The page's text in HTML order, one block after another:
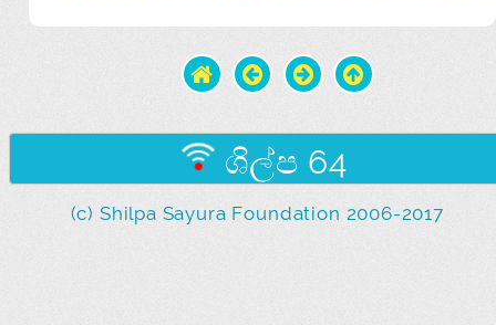
ශිල්ප 64
(c) Shilpa Sayura Foundation 2006-2017